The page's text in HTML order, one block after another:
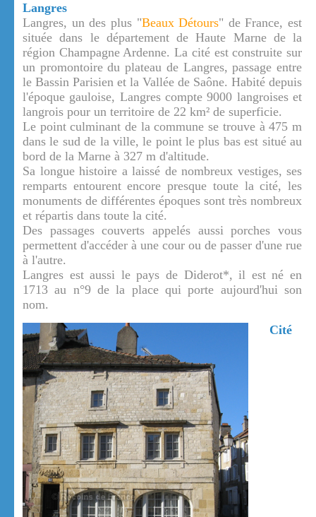
Langres
Langres, un des plus "Beaux Détours" de France, est
située dans le département de Haute Marne de la
région Champagne Ardenne. La cité est construite sur
un promontoire du plateau de Langres, passage entre
le Bassin Parisien et la Vallée de Saône. Habité depuis
l'époque gauloise, Langres compte 9000 langroises et
langrois pour un territoire de 22 km² de superficie.
Le point culminant de la commune se trouve à 475 m
dans le sud de la ville, le point le plus bas est situé au
bord de la Marne à 327 m d'altitude.
Sa longue histoire a laissé de nombreux vestiges, ses
remparts entourent encore presque toute la cité, les
monuments de différentes époques sont très nombreux
et répartis dans toute la cité.
Des passages couverts appelés aussi porches vous
permettent d'accéder à une cour ou de passer d'une rue
à l'autre.
Langres est aussi le pays de Diderot*, il est né en
1713 au n°9 de la place qui porte aujourd'hui son
nom.
Cité